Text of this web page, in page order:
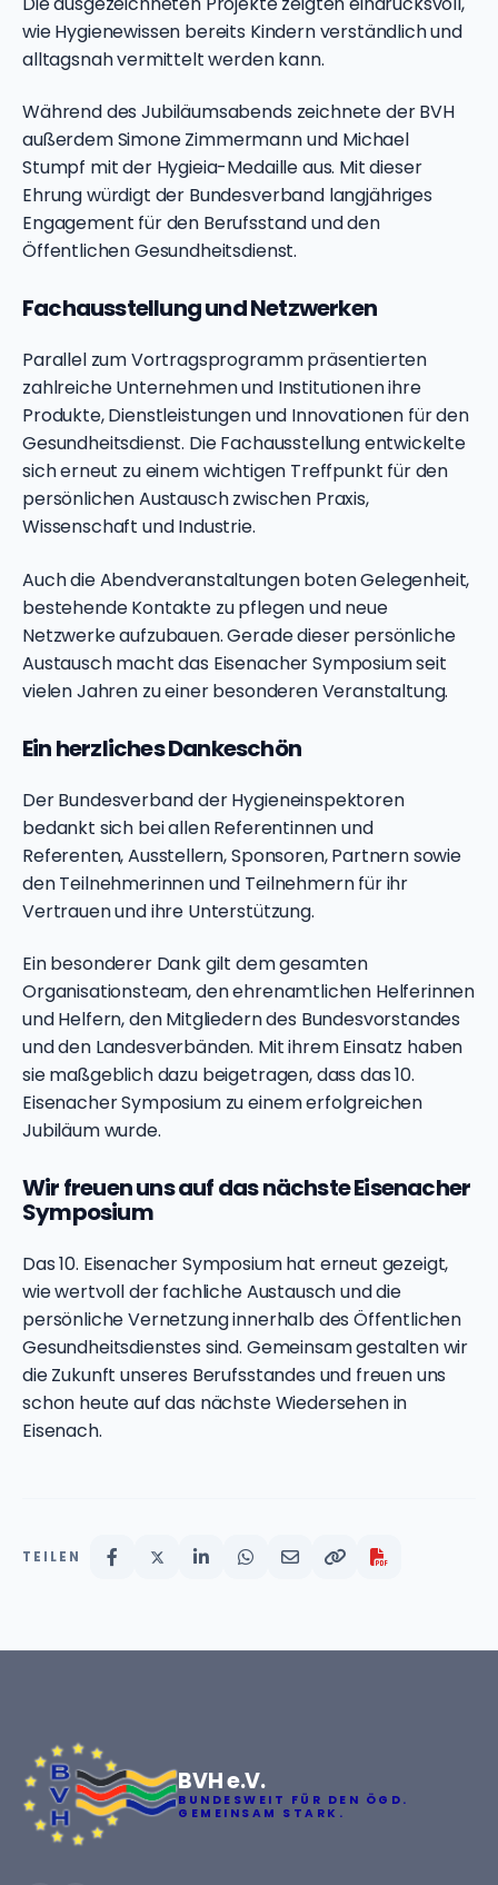
wie Hygienewissen bereits Kindern verständlich und
alltagsnah vermittelt werden kann.
Während des Jubiläumsabends zeichnete der BVH
außerdem Simone Zimmermann und Michael
Stumpf mit der Hygieia-Medaille aus. Mit dieser
Ehrung würdigt der Bundesverband langjähriges
Engagement für den Berufsstand und den
Öffentlichen Gesundheitsdienst.
Fachausstellung und Netzwerken
Parallel zum Vortragsprogramm präsentierten
zahlreiche Unternehmen und Institutionen ihre
Produkte, Dienstleistungen und Innovationen für den
Gesundheitsdienst. Die Fachausstellung entwickelte
sich erneut zu einem wichtigen Treffpunkt für den
persönlichen Austausch zwischen Praxis,
Wissenschaft und Industrie.
Auch die Abendveranstaltungen boten Gelegenheit,
bestehende Kontakte zu pflegen und neue
Netzwerke aufzubauen. Gerade dieser persönliche
Austausch macht das Eisenacher Symposium seit
vielen Jahren zu einer besonderen Veranstaltung.
Ein herzliches Dankeschön
Der Bundesverband der Hygieneinspektoren
bedankt sich bei allen Referentinnen und
Referenten, Ausstellern, Sponsoren, Partnern sowie
den Teilnehmerinnen und Teilnehmern für ihr
Vertrauen und ihre Unterstützung.
Ein besonderer Dank gilt dem gesamten
Organisationsteam, den ehrenamtlichen Helferinnen
und Helfern, den Mitgliedern des Bundesvorstandes
und den Landesverbänden. Mit ihrem Einsatz haben
sie maßgeblich dazu beigetragen, dass das 10.
Eisenacher Symposium zu einem erfolgreichen
Jubiläum wurde.
Wir freuen uns auf das nächste Eisenacher
Symposium
Das 10. Eisenacher Symposium hat erneut gezeigt,
wie wertvoll der fachliche Austausch und die
persönliche Vernetzung innerhalb des Öffentlichen
Gesundheitsdienstes sind. Gemeinsam gestalten wir
die Zukunft unseres Berufsstandes und freuen uns
schon heute auf das nächste Wiedersehen in
Eisenach.
TEILEN
BVH e.V.
BUNDESWEIT FÜR DEN ÖGD.
GEMEINSAM STARK.